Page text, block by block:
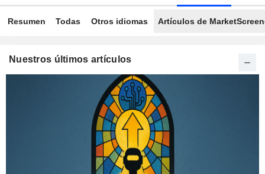
Resumen Todas Otros idiomas Artículos de
Nuestros últimos artículos